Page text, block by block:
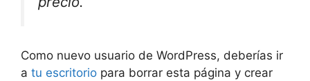
Como nuevo usuario de WordPress, deberías ir
a tu escritorio para borrar esta página y crear